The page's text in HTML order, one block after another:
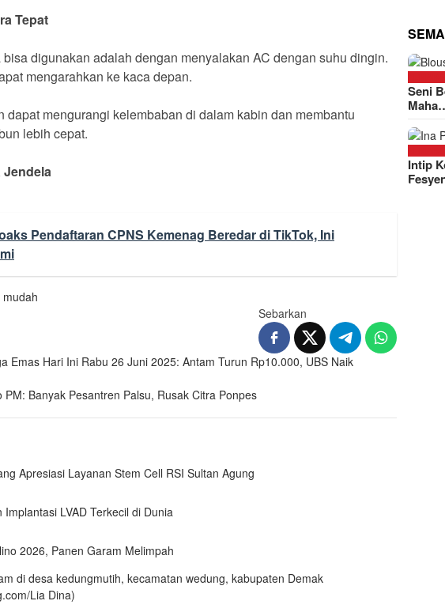
Tepat
digunakan adalah dengan menyalakan AC dengan suhu dingin.
mengarahkan ke kaca depan.
dapat mengurangi kelembaban di dalam kabin dan membantu
lebih cepat.
Jendela
Pendaftaran CPNS Kemenag Beredar di TikTok, Ini
mudah
Sebarkan
Emas Hari Ini Rabu 26 Juni 2025: Antam Turun Rp10.000, UBS Naik
PM: Banyak Pesantren Palsu, Rusak Citra Ponpes
Apresiasi Layanan Stem Cell RSI Sultan Agung
Implantasi LVAD Terkecil di Dunia
2026, Panen Garam Melimpah
Seni
Intip